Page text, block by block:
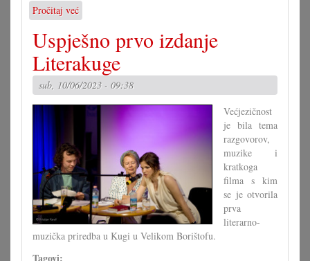
Pročitaj već
34.
Hrvatski
festival
u
Slovačkoj
Uspješno prvo izdanje
Literakuge
sub, 10/06/2023 - 09:38
Većjezičnost
je bila tema
razgovorov,
muzike i
kratkoga
filma s kim
se je otvorila
prva
literarno-
muzička priredba u Kugi u Velikom Borištofu.
Tagovi: